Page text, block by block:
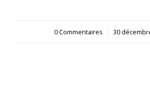
0 Commentaires
/ 30